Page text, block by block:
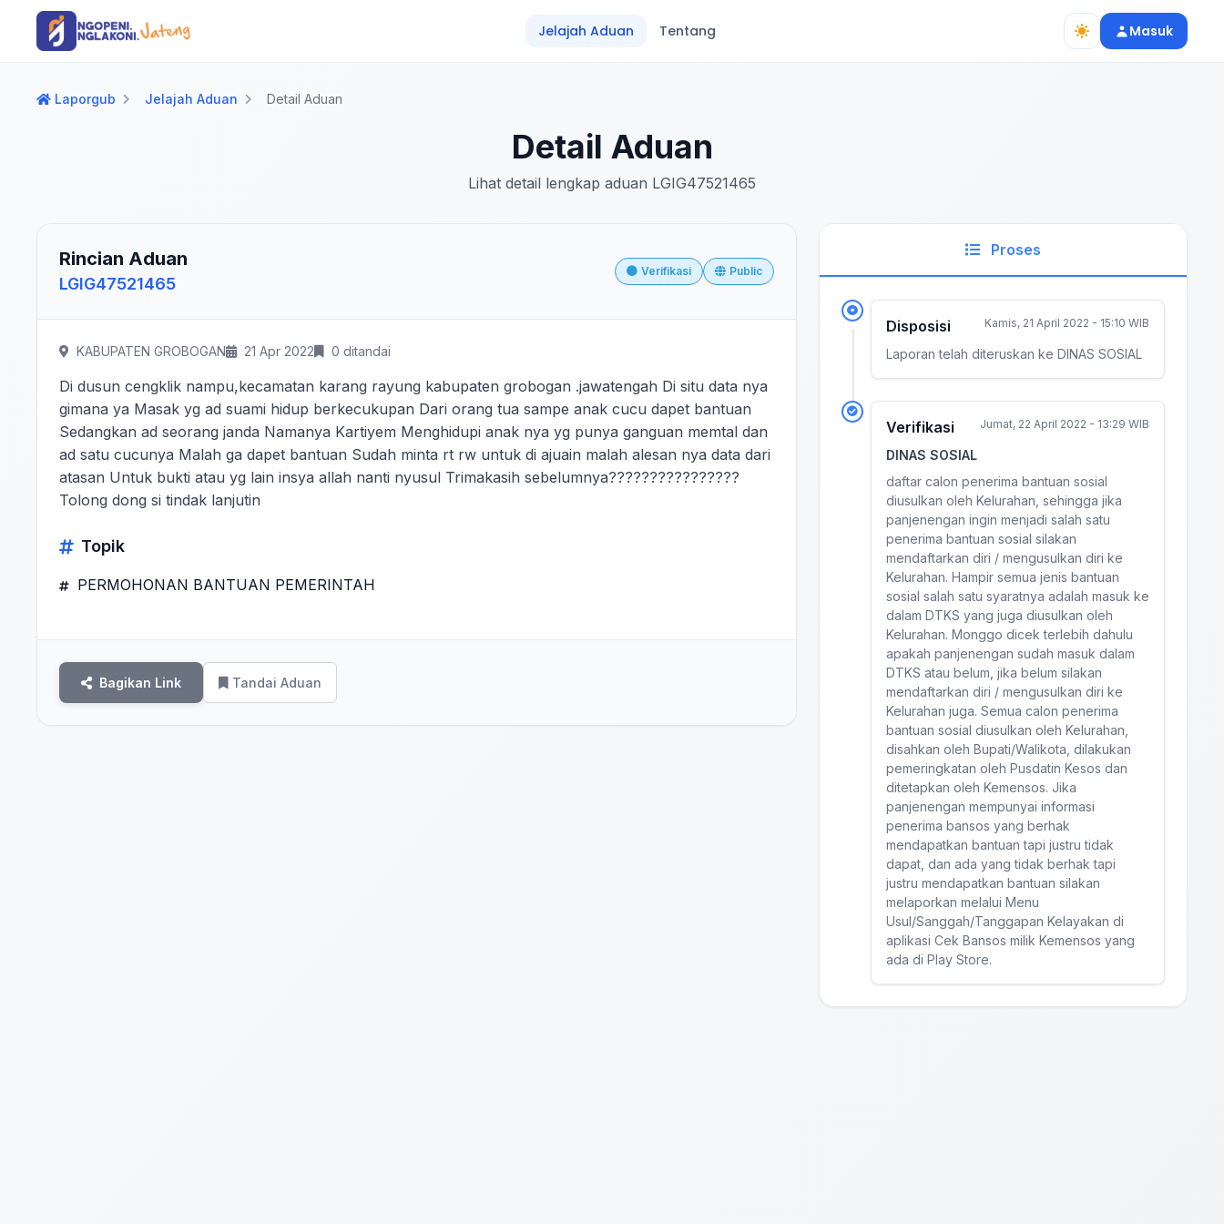
Langsung ke konten utama
Langsung ke navigasi
Jelajah Aduan
Tentang Masuk
Laporgub Jelajah Aduan Detail Aduan
Detail Aduan
Lihat detail lengkap aduan LGIG47521465
Rincian Aduan
LGIG47521465
Verifikasi Public
KABUPATEN GROBOGAN 21 Apr 2022 0 ditandai
Di dusun cengklik nampu,kecamatan karang rayung kabupaten grobogan .jawatengah Di situ data nya
gimana ya Masak yg ad suami hidup berkecukupan Dari orang tua sampe anak cucu dapet bantuan
Sedangkan ad seorang janda Namanya Kartiyem Menghidupi anak nya yg punya ganguan memtal dan
ad satu cucunya Malah ga dapet bantuan Sudah minta rt rw untuk di ajuain malah alesan nya data dari
atasan Untuk bukti atau yg lain insya allah nanti nyusul Trimakasih sebelumnya????????????????
Tolong dong si tindak lanjutin
Topik
PERMOHONAN BANTUAN PEMERINTAH
Bagikan Link Tandai Aduan
Proses
Disposisi Kamis, 21 April 2022 - 15:10 WIB
Laporan telah diteruskan ke DINAS SOSIAL
Verifikasi Jumat, 22 April 2022 - 13:29 WIB
DINAS SOSIAL
daftar calon penerima bantuan sosial
diusulkan oleh Kelurahan, sehingga jika
panjenengan ingin menjadi salah satu
penerima bantuan sosial silakan
mendaftarkan diri / mengusulkan diri ke
Kelurahan. Hampir semua jenis bantuan
sosial salah satu syaratnya adalah masuk ke
dalam DTKS yang juga diusulkan oleh
Kelurahan. Monggo dicek terlebih dahulu
apakah panjenengan sudah masuk dalam
DTKS atau belum, jika belum silakan
mendaftarkan diri / mengusulkan diri ke
Kelurahan juga. Semua calon penerima
bantuan sosial diusulkan oleh Kelurahan,
disahkan oleh Bupati/Walikota, dilakukan
pemeringkatan oleh Pusdatin Kesos dan
ditetapkan oleh Kemensos. Jika
panjenengan mempunyai informasi
penerima bansos yang berhak
mendapatkan bantuan tapi justru tidak
dapat, dan ada yang tidak berhak tapi
justru mendapatkan bantuan silakan
melaporkan melalui Menu
Usul/Sanggah/Tanggapan Kelayakan di
aplikasi Cek Bansos milik Kemensos yang
ada di Play Store.